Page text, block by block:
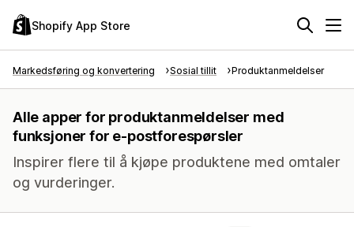
Shopify App Store
Markedsføring og konvertering Sosial tillit Produktanmeldelser
Alle apper for produktanmeldelser med
funksjoner for e-postforespørsler
Inspirer flere til å kjøpe produktene med omtaler
og vurderinger.